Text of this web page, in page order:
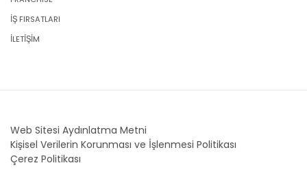
İŞ FIRSATLARI
İLETİŞİM
Web Sitesi Aydınlatma Metni
Kişisel Verilerin Korunması ve İşlenmesi Politikası
Çerez Politikası